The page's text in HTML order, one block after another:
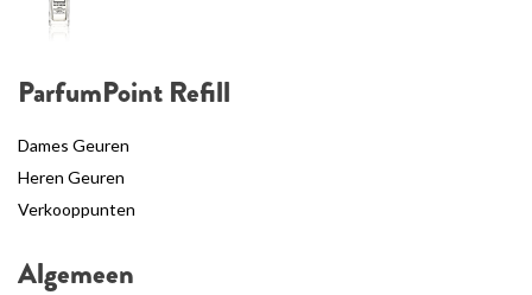
ParfumPoint Refill
Dames Geuren
Heren Geuren
Verkooppunten
Algemeen